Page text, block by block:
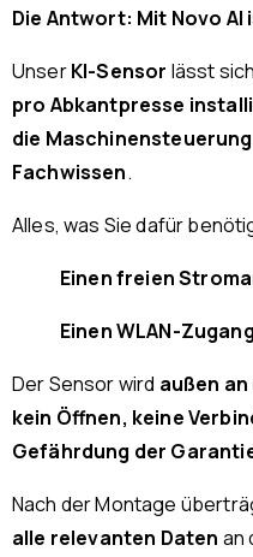
Die Antwort: Mit Novo AI
UnserKI-Sensor lässt sich
pro Abkantpresse
die
Fachwissen.
Alles, was Sie dafür
Einen freien
Einen WLAN-
Der Sensor wird außen
kein Öffnen, keine
Gefährdung der
Nach der Montage
alle relevanten Daten an